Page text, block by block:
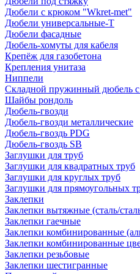
Дюбели с крюком "Wkret-met"
Дюбели универсальные-Т
Дюбели фасадные
Дюбель-хомуты для кабеля
Крепёж для газобетона
Крепления унитаза
Ниппели
Складной пружинный дюбель
Шайбы рондоль
Дюбель-гвозди
Дюбель-гвозди металлические
Дюбель-гвоздь PDG
Дюбель-гвоздь SB
Заглушки для труб
Заглушки для квадратных труб
Заглушки для круглых труб
Заглушки для прямоугольных
Заклепки
Заклепки вытяжные (сталь/
Заклепки гаечные
Заклепки комбинированные
Заклепки комбинированные
Заклепки резьбовые
Заклепки шестигранные